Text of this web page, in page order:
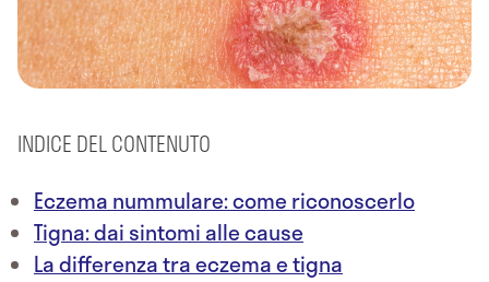
INDICE DEL CONTENUTO
Eczema nummulare: come riconoscerlo
Tigna: dai sintomi alle cause
La differenza tra eczema e tigna